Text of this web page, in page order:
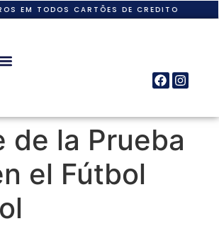
EM TODOS CARTÕES DE CREDITO
de la Prueba
el Fútbol